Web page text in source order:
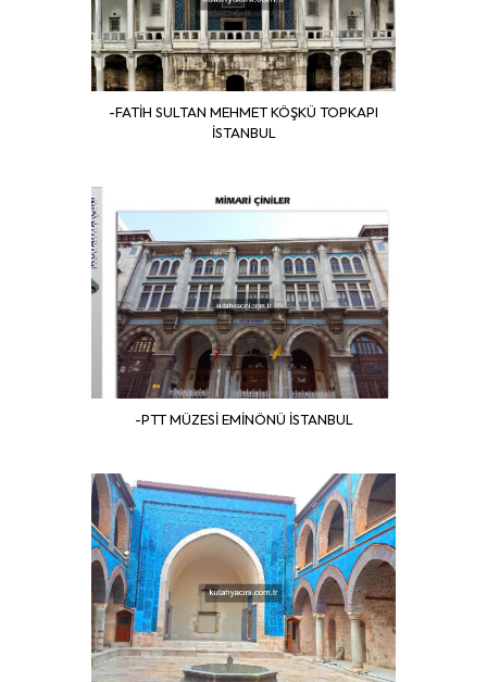
-FATİH SULTAN MEHMET KÖŞKÜ TOPKAPI
İSTANBUL
-PTT MÜZESİ EMİNÖNÜ İSTANBUL